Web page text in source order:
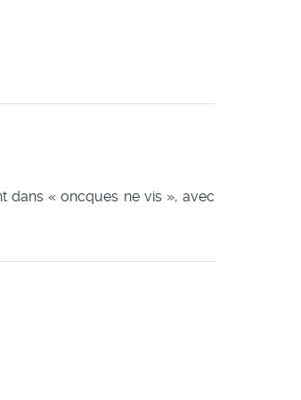
dans « oncques ne vis », avec